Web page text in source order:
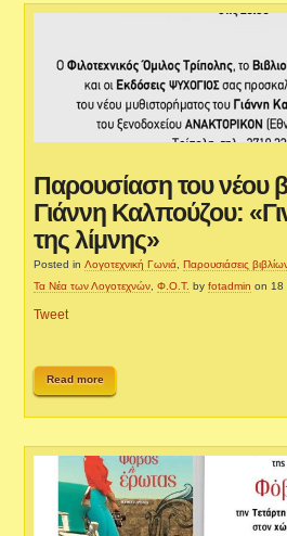
Παρουσίαση του νέου
Γιάννη Καλπούζου:
της λίμνης»
Posted inΛογοτεχνική Γωνιά,Παρουσιάσεις
Τα Νέα των Λογοτεχνών,Φ.Ο.Τ. byfotadmin on 18
Tweet
Read more